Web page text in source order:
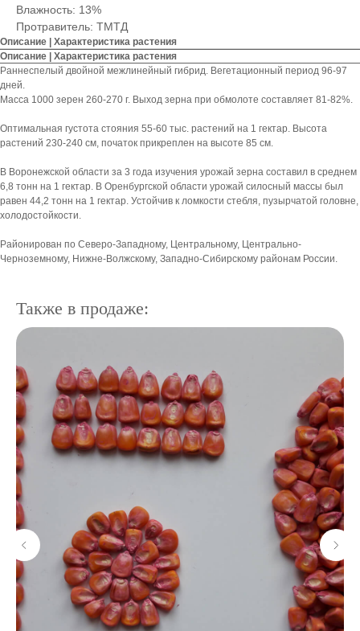
Влажность: 13%
Протравитель: ТМТД
Описание | Характеристика растения
Описание | Характеристика растения
Раннеспелый двойной межлинейный гибрид. Вегетационный период 96-97
дней.
Масса 1000 зерен 260-270 г. Выход зерна при обмолоте составляет 81-82%.
Оптимальная густота стояния 55-60 тыс. растений на 1 гектар. Высота
растений 230-240 см, початок прикреплен на высоте 85 см.
В Воронежской области за 3 года изучения урожай зерна составил в среднем
6,8 тонн на 1 гектар. В Оренбургской области урожай силосный массы был
равен 44,2 тонн на 1 гектар. Устойчив к ломкости стебля, пузырчатой головне,
холодостойкости.
Районирован по Северо-Западному, Центральному, Центрально-
Черноземному, Нижне-Волжскому, Западно-Сибирскому районам России.
Также в продаже: